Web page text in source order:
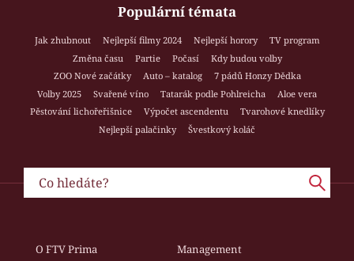
Populární témata
Jak zhubnout Nejlepší filmy 2024 Nejlepší horory
TV program
Změna času
Partie Počasí
Kdy budou volby
ZOO Nové začátky
Auto – katalog
7 pádů Honzy Dědka
Volby 2025
Svařené víno Tatarák podle Pohlreicha
Aloe vera
Pěstování lichořeřišnice
Výpočet ascendentu
Tvarohové knedlíky
Nejlepší palačinky
Švestkový koláč
O FTV Prima
Management